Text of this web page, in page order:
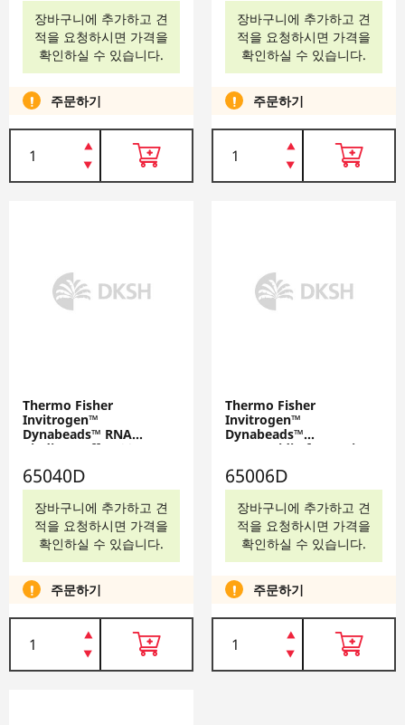
장바구니에 추가하고 견
적을 요청하시면 가격을
확인하실 수 있습니다.
주문하기
장바구니에 추가하고 견
적을 요청하시면 가격을
확인하실 수 있습니다.
주문하기
Thermo Fisher
Invitrogen™
Dynabeads™ RNA
Binding Buffer, 20 mL,
65040D
장바구니에 추가하고 견
적을 요청하시면 가격을
확인하실 수 있습니다.
주문하기
Thermo Fisher
Invitrogen™
Dynabeads™
Streptavidin for In Vitro
65006D
65006D
장바구니에 추가하고 견
적을 요청하시면 가격을
확인하실 수 있습니다.
주문하기